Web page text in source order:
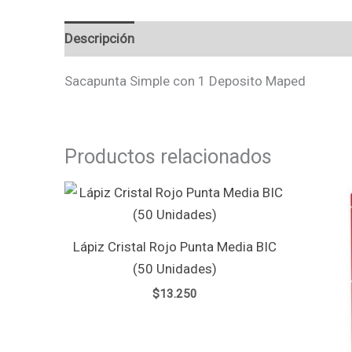
Descripción
Sacapunta Simple con 1 Deposito Maped
Productos relacionados
Lápiz Cristal Rojo Punta Media BIC
(50 Unidades)
$13.250